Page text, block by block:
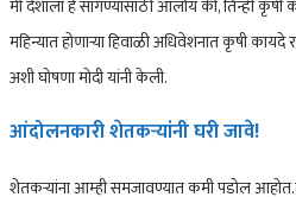
मी देशाला हे सांगण्यासाठी आलोय की, तिन्ही कृषी
महिन्यात होणाऱ्या हिवाळी अधिवेशनात कृषी कायदे
अशी घोषणा मोदी यांनी केली.
आंदोलनकारी शेतकऱ्यांनी घरी जावे!
शेतकऱ्यांना आम्ही समजावण्यात कमी पडोल